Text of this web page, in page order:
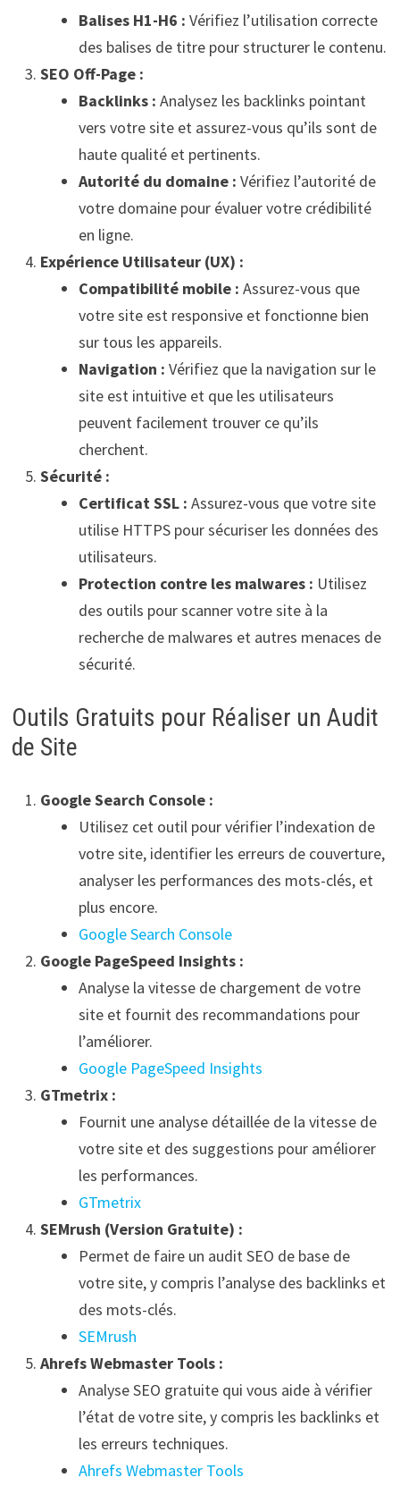
Balises H1-H6 : Vérifiez l’utilisation correcte
des balises de titre pour structurer le contenu.
SEO Off-Page :
Backlinks : Analysez les backlinks pointant
vers votre site et assurez-vous qu’ils sont de
haute qualité et pertinents.
Autorité du domaine : Vérifiez l’autorité de
votre domaine pour évaluer votre crédibilité
en ligne.
Expérience Utilisateur (UX) :
Compatibilité mobile : Assurez-vous que
votre site est responsive et fonctionne bien
sur tous les appareils.
Navigation : Vérifiez que la navigation sur le
site est intuitive et que les utilisateurs
peuvent facilement trouver ce qu’ils
cherchent.
Sécurité :
Certificat SSL : Assurez-vous que votre site
utilise HTTPS pour sécuriser les données des
utilisateurs.
Protection contre les malwares : Utilisez
des outils pour scanner votre site à la
recherche de malwares et autres menaces de
sécurité.
Outils Gratuits pour Réaliser un Audit
de Site
Google Search Console :
Utilisez cet outil pour vérifier l’indexation de
votre site, identifier les erreurs de couverture,
analyser les performances des mots-clés, et
plus encore.
Google Search Console
Google PageSpeed Insights :
Analyse la vitesse de chargement de votre
site et fournit des recommandations pour
l’améliorer.
Google PageSpeed Insights
GTmetrix :
Fournit une analyse détaillée de la vitesse de
votre site et des suggestions pour améliorer
les performances.
GTmetrix
SEMrush (Version Gratuite) :
Permet de faire un audit SEO de base de
votre site, y compris l’analyse des backlinks et
des mots-clés.
SEMrush
Ahrefs Webmaster Tools :
Analyse SEO gratuite qui vous aide à vérifier
l’état de votre site, y compris les backlinks et
les erreurs techniques.
Ahrefs Webmaster Tools